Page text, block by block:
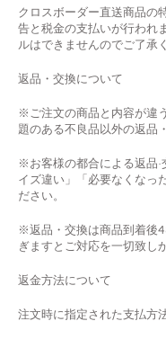
クロスボーダー直送商品の
告と税金の支払いが行われ
ルはできませんのでご了承
返品 ・ 交換について
※ご注文の商品と内容が違
題のある不良品以外の返品
※お客様の都合による返品
イズ違い」「必要なくなっ
ださい。
※返品・交換は商品到着後
ぎますとご対応を一切致し
返金方法について
注文時に指定された支払方